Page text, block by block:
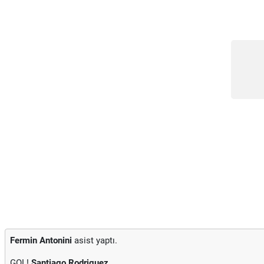
Fermin Antonini asist yaptı.